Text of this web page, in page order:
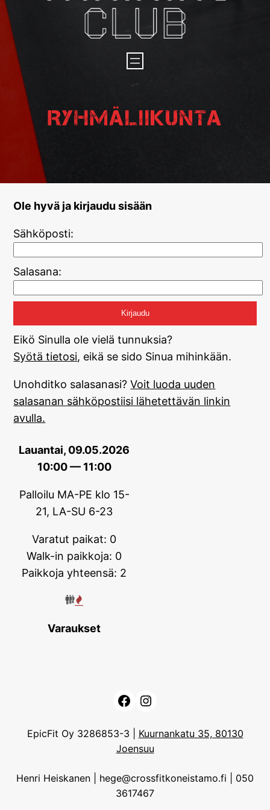
Ryhmäliikunta
Ole hyvä ja kirjaudu sisään
Sähköposti:
Salasana:
Eikö Sinulla ole vielä tunnuksia?
Syötä tietosi, eikä se sido Sinua mihinkään.
Unohditko salasanasi?Voit luoda uuden
salasanan sähköpostiisi lähetettävän linkin
avulla.
Lauantai, 09.05.2026
10:00 — 11:00
Palloilu MA-PE klo 15-
21, LA-SU 6-23
Varatut paikat: 0
Walk-in paikkoja: 0
Paikkoja yhteensä: 2
Varaukset
Facebook
Instagram
EpicFit Oy 3286853-3 | Kuurnankatu 35, 80130
Joensuu
Henri Heiskanen | hege@crossfitkoneistamo.fi | 050
3617467